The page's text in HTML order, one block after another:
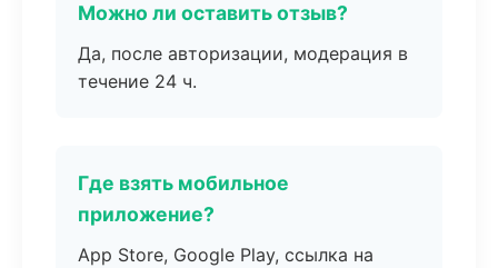
Можно ли оставить отзыв?
Да, после авторизации, модерация в
течение 24 ч.
Где взять мобильное
приложение?
App Store, Google Play, ссылка на